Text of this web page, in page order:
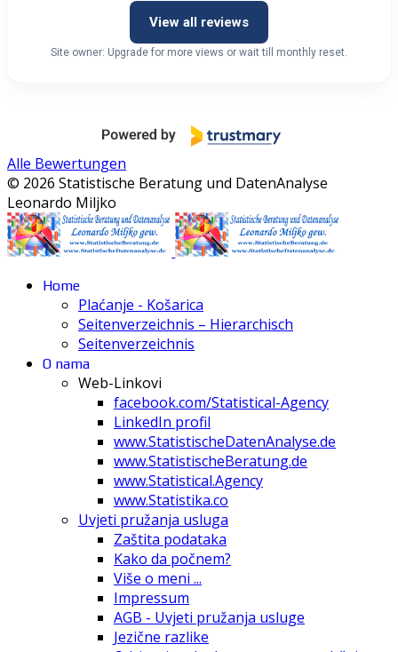
View all reviews
Site owner: Upgrade for more views or wait till monthly reset.
Alle Bewertungen
© 2026 Statistische Beratung und DatenAnalyse
Leonardo Miljko
Home
Plaćanje - Košarica
Seitenverzeichnis – Hierarchisch
Seitenverzeichnis
O nama
Web-Linkovi
facebook.com/Statistical-Agency
LinkedIn profil
www.StatistischeDatenAnalyse.de
www.StatistischeBeratung.de
www.Statistical.Agency
www.Statistika.co
Uvjeti pružanja usluga
Zaštita podataka
Kako da počnem?
Više o meni ...
Impressum
AGB - Uvjeti pružanja usluge
Jezične razlike